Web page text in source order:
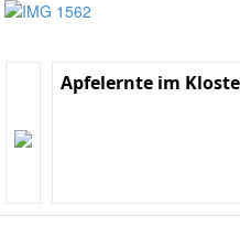
Apfelernte im